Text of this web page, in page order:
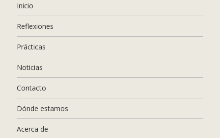
Inicio
Reflexiones
Prácticas
Noticias
Contacto
Dónde estamos
Acerca de